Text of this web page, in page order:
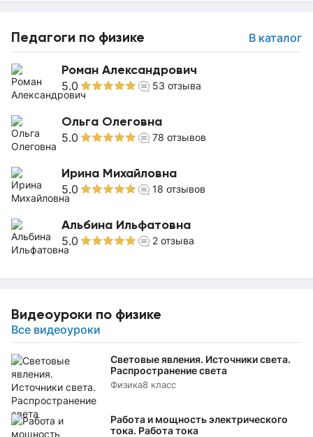
Педагоги по физике В каталог
Роман Александрович
5.0 53 отзыва
Ольга Олеговна
5.0 78 отзывов
Ирина Михайловна
5.0 18 отзывов
Альбина Ильфатовна
5.0 2 отзыва
Видеоуроки по физике
Все видеоуроки
Световые явления. Источники света.
Распространение света
Физика8 класс
Работа и мощность электрического
тока. Работа тока